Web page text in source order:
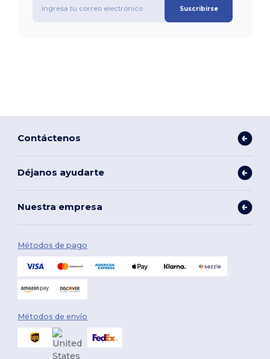
Suscribirse
Contáctenos
Déjanos ayudarte
Nuestra empresa
Métodos de pago
Métodos de envío